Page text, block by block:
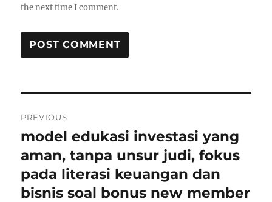
the next time I comment.
navigation
PREVIOUS
Previous
post:
model edukasi investasi yang
aman, tanpa unsur judi, fokus
pada literasi keuangan dan
bisnis soal bonus new member